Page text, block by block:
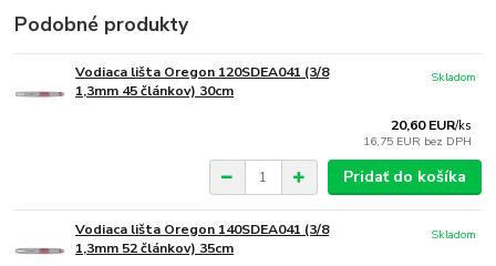
Podobné produkty
Vodiaca lišta Oregon 120SDEA041 (3/8
1,3mm 45 článkov) 30cm
20,60 EUR/ks
16,75 EUR bez DPH
Skladom
Pridať do košíka
Vodiaca lišta Oregon 140SDEA041 (3/8
1,3mm 52 článkov) 35cm
Skladom